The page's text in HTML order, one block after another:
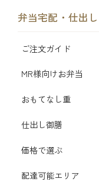
弁当宅配・仕出し
ご注文ガイド
MR様向けお弁当
おもてなし重
仕出し御膳
価格で選ぶ
配達可能エリア